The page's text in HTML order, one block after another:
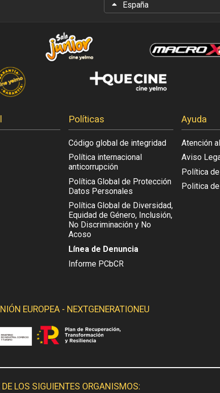
España
Políticas
Código global de integridad
Política internacional
anticorrupción
Política Global de Protección
Datos Personales
Política Global de Diversidad,
Equidad de Género, Inclusión,
No Discriminación y No
Acoso
Línea de Denuncia
Informe PCbCR
Ayuda
Atención
Aviso
Política
Politica
EUROPEA - NEXTGENERATIONEU
LOS SIGUIENTES ORGANISMOS: